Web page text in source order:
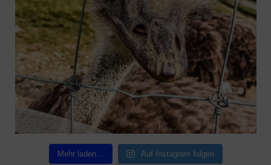
Mehr laden… Auf Instagram folgen